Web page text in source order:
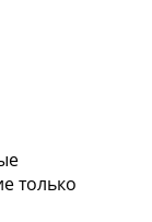
только